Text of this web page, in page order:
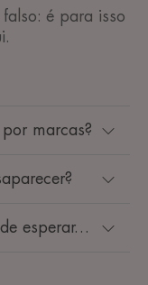
falso: é para isso
marcas?
esperar…